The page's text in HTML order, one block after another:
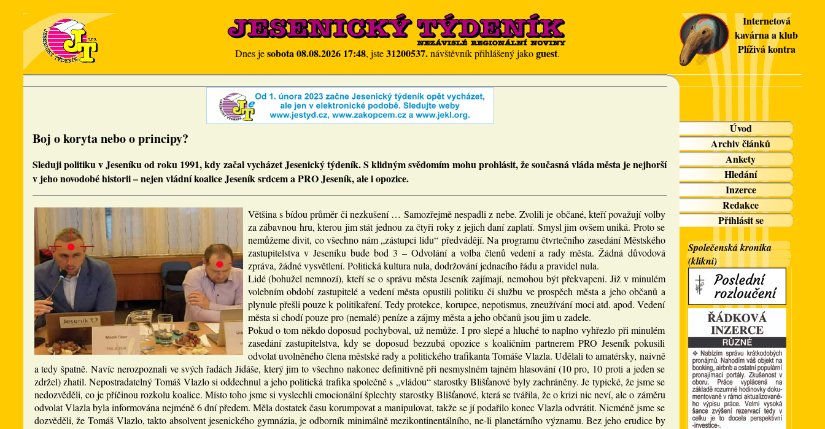
Dnes jesobota 08.08.2026 17:48, jste31200537.návštěvník přihlášený jakoguest.
Internetová
kavárna a klub
Plíživá kontra
Boj o koryta nebo o principy?
Sleduji politiku v Jeseníku od roku 1991, kdy začal vycházet Jesenický týdeník. S klidným svědomím mohu prohlásit, že současná vláda města je nejhorší
v jeho novodobé historii – nejen vládní koalice Jeseník srdcem a PRO Jeseník, ale i opozice.
Většina s bídou průměr či nezkušení … Samozřejmě nespadli z nebe. Zvolili je občané, kteří považují volby
za zábavnou hru, kterou jim stát jednou za čtyři roky z jejich daní zaplatí. Smysl jim ovšem uniká. Proto se
nemůžeme divit, co všechno nám „zástupci lidu“ předvádějí. Na programu čtvrtečního zasedání Městského
zastupitelstva v Jeseníku bude bod 3 – Odvolání a volba členů vedení a rady města. Žádná důvodová
zpráva, žádné vysvětlení. Politická kultura nula, dodržování jednacího řádu a pravidel nula.
Lidé (bohužel nemnozí), kteří se o správu města Jeseník zajímají, nemohou být překvapeni. Již v minulém
volebním období zastupitelé a vedení města opustili politiku či službu ve prospěch města a jeho občanů a
plynule přešli pouze k politikaření. Tedy protekce, korupce, nepotismus, zneužívání moci atd. apod. Vedení
města si chodí pouze pro (nemalé) peníze a zájmy města a jeho občanů jsou jim u zadele.
Pokud o tom někdo doposud pochyboval, už nemůže. I pro slepé a hluché to naplno vyhřezlo při minulém
zasedání zastupitelstva, kdy se doposud bezzubá opozice s koaličním partnerem PRO Jeseník pokusili
odvolat uvolněného člena městské rady a politického trafikanta Tomáše Vlazla. Udělali to amatérsky, naivně
a tedy špatně. Navíc nerozpoznali ve svých řadách Jidáše, který jim to všechno nakonec definitivně při nesmyslném tajném hlasování (10 pro, 10 proti a jeden se
zdržel) zhatil. Nepostradatelný Tomáš Vlazlo si oddechnul a jeho politická trafika společně s „vládou“ starostky Blišťanové byly zachráněny. Je typické, že jsme se
nedozvěděli, co je příčinou rozkolu koalice. Místo toho jsme si vyslechli emocionální šplechty starostky Blišťanové, která se tvářila, že o krizi nic neví, ale o záměru
odvolat Vlazla byla informována nejméně 6 dní předem. Měla dostatek času korumpovat a manipulovat, takže se jí podařilo konec Vlazla odvrátit. Nicméně jsme se
dozvěděli, že Tomáš Vlazlo, takto absolvent jesenického gymnázia, je odborník minimálně mezikontinentálního, ne-li planetárního významu. Bez jeho erudice by
Úvod
Archiv článků
Ankety
Hledání
Inzerce
Redakce
Přihlásit se
Společenská kronika
(klikni)